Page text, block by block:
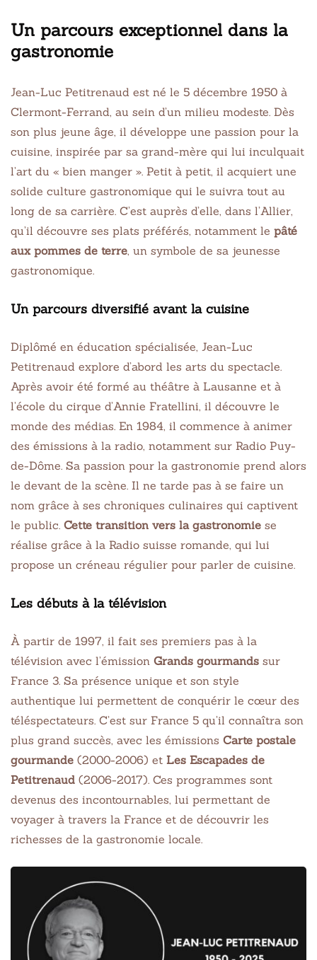
Un parcours exceptionnel dans la
gastronomie
Jean-Luc Petitrenaud est né le 5 décembre 1950 à
Clermont-Ferrand, au sein d’un milieu modeste. Dès
son plus jeune âge, il développe une passion pour la
cuisine, inspirée par sa grand-mère qui lui inculquait
l’art du « bien manger ». Petit à petit, il acquiert une
solide culture gastronomique qui le suivra tout au
long de sa carrière. C’est auprès d’elle, dans l’Allier,
qu’il découvre ses plats préférés, notamment le pâté
aux pommes de terre, un symbole de sa jeunesse
gastronomique.
Un parcours diversifié avant la cuisine
Diplômé en éducation spécialisée, Jean-Luc
Petitrenaud explore d’abord les arts du spectacle.
Après avoir été formé au théâtre à Lausanne et à
l’école du cirque d’Annie Fratellini, il découvre le
monde des médias. En 1984, il commence à animer
des émissions à la radio, notamment sur Radio Puy-
de-Dôme. Sa passion pour la gastronomie prend alors
le devant de la scène. Il ne tarde pas à se faire un
nom grâce à ses chroniques culinaires qui captivent
le public. Cette transition vers la gastronomie se
réalise grâce à la Radio suisse romande, qui lui
propose un créneau régulier pour parler de cuisine.
Les débuts à la télévision
À partir de 1997, il fait ses premiers pas à la
télévision avec l’émission Grands gourmands sur
France 3. Sa présence unique et son style
authentique lui permettent de conquérir le cœur des
téléspectateurs. C’est sur France 5 qu’il connaîtra son
plus grand succès, avec les émissions Carte postale
gourmande (2000-2006) et Les Escapades de
Petitrenaud (2006-2017). Ces programmes sont
devenus des incontournables, lui permettant de
voyager à travers la France et de découvrir les
richesses de la gastronomie locale.